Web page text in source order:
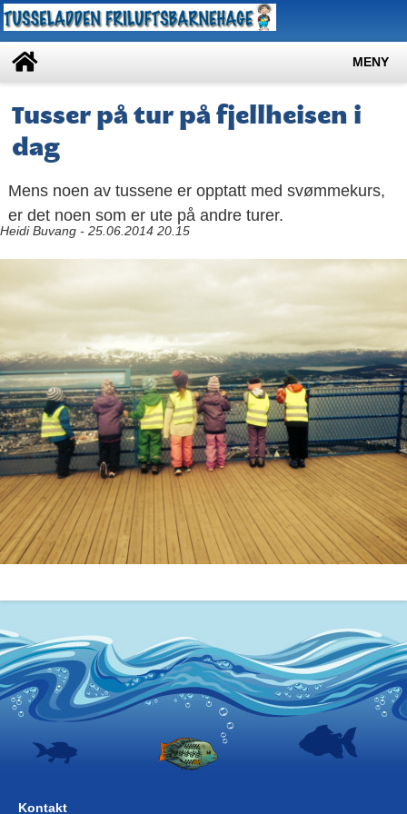
MENY
Tusser på tur på fjellheisen i
dag
Mens noen av tussene er opptatt med svømmekurs,
er det noen som er ute på andre turer.
Heidi Buvang - 25.06.2014 20.15
Kontakt